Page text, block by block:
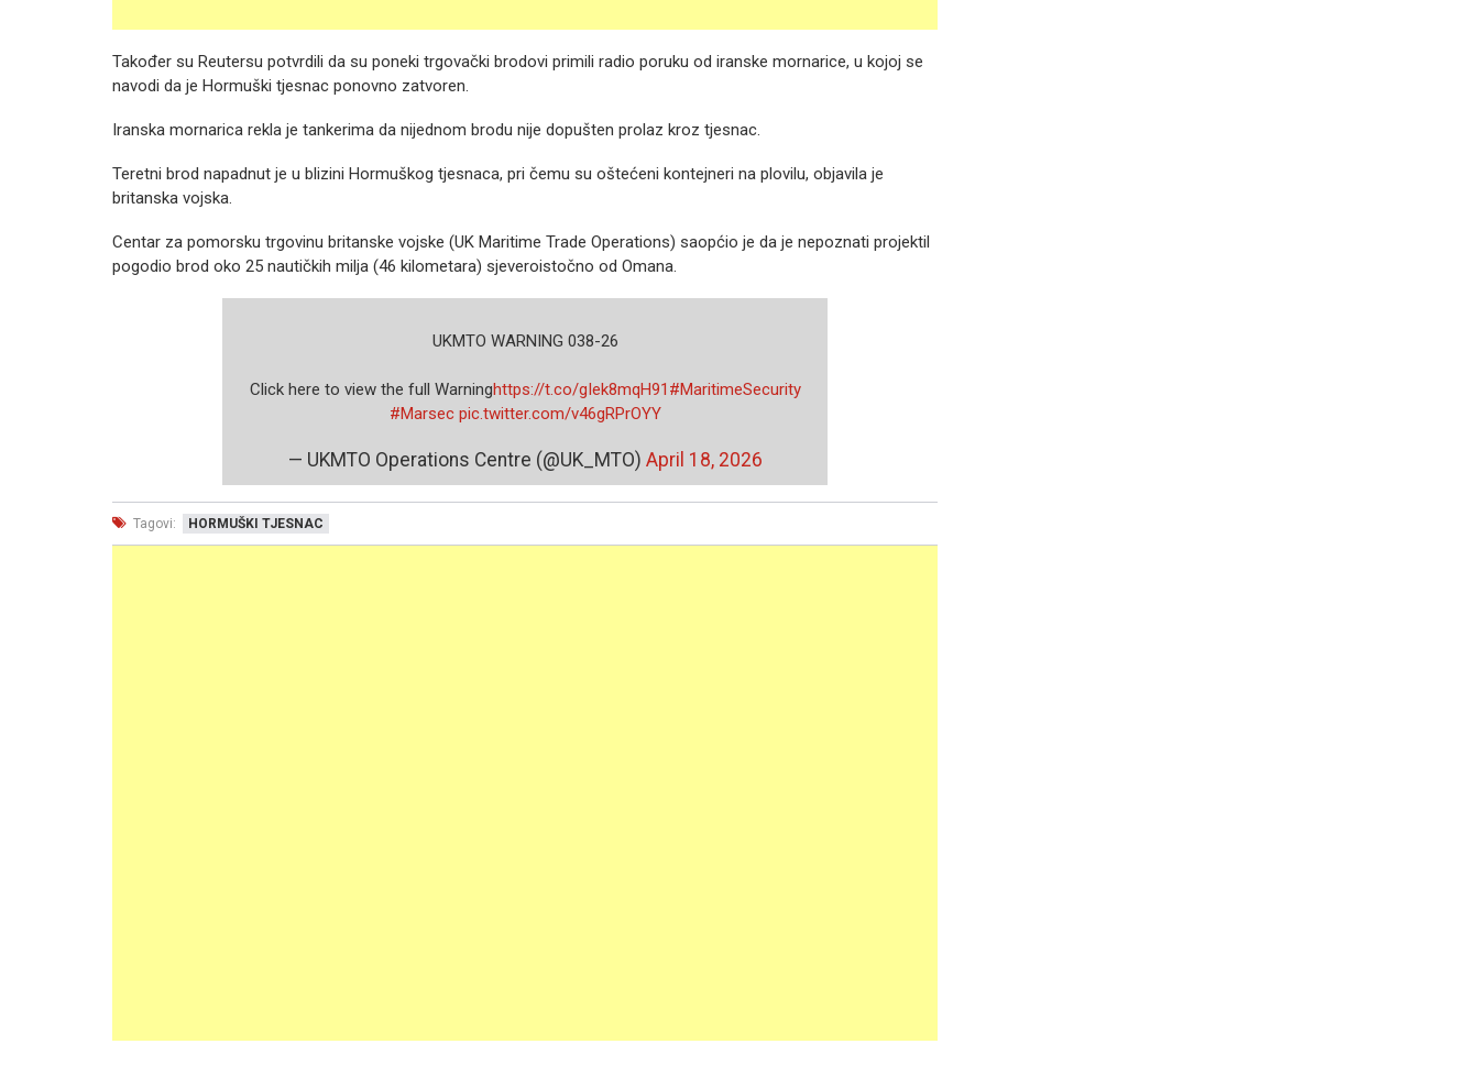
Također su Reutersu potvrdili da su poneki trgovački brodovi primili radio poruku od iranske mornarice, u kojoj se
navodi da je Hormuški tjesnac ponovno zatvoren.
Iranska mornarica rekla je tankerima da nijednom brodu nije dopušten prolaz kroz tjesnac.
Teretni brod napadnut je u blizini Hormuškog tjesnaca, pri čemu su oštećeni kontejneri na plovilu, objavila je
britanska vojska.
Centar za pomorsku trgovinu britanske vojske (UK Maritime Trade Operations) saopćio je da je nepoznati projektil
pogodio brod oko 25 nautičkih milja (46 kilometara) sjeveroistočno od Omana.
UKMTO WARNING 038-26
Click here to view the full Warning️https://t.co/gIek8mqH91 #MaritimeSecurity
#Marsec pic.twitter.com/v46gRPrOYY
— UKMTO Operations Centre (@UK_MTO) April 18, 2026
Tagovi: HORMUŠKI TJESNAC